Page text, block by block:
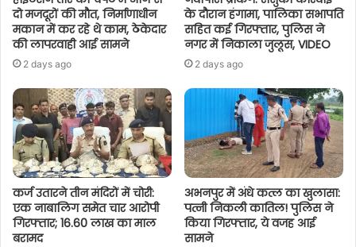
दो मजदूरों की मौत, निर्माणाधीन
मकान में कर रहे थे काम, ठेकेदार
की लापरवाही आई सामने
2 days ago
के दौरान हंगामा, पालिका सभापति
सहित कई गिरफ्तार, पुलिस ने
नगर में निकाला जुलूस, VIDEO
2 days ago
कर्ज उतारने तीन मंदिरों में चोरी:
एक नाबालिग समेत चार आरोपी
गिरफ्तार; 16.60 लाख का माल
बरामद
अभनपुर में अंधे कत्ल का खुलासा:
पत्नी निकली कातिल! पुलिस ने
किया गिरफ्तार, ये वजह आई
सामने